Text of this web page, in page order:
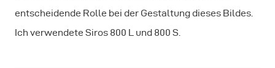
entscheidende Rolle bei der Gestaltung dieses Bildes.
Ich verwendete Siros 800 L und 800 S.